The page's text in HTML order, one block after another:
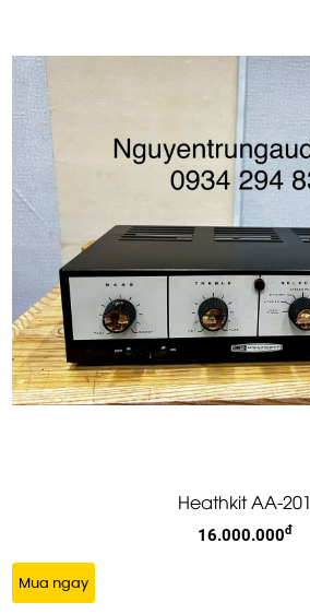
Heathkit AA-201
16.000.000đ
Mua ngay